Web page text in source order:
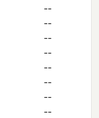
--
--
--
--
--
--
--
--